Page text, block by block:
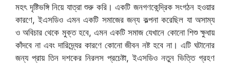
মহৎ দৃষ্টিভঙ্গি নিয়ে যাত্রা শুরু করি। একটি জনগণকেন্দ্রিক সংগঠন হওয়ার
কারণে, ইএসডিও এমন একটি সমাজের জন্য কল্পনা করেছিল যা অসাম্য
ও অবিচার থেকে মুক্ত হবে, এমন একটি সমাজ যেখানে কোনো শিশু ক্ষুধায়
কাঁদবে না এবং দারিদ্র্যের কারণে কোনো জীবন নষ্ট হবে না। এটি ঘটানোর
জন্য প্রায় তিন দশকের নিরলস প্রচেষ্টা, ইএসডিও নতুন ভিত্তি গ্রহণ